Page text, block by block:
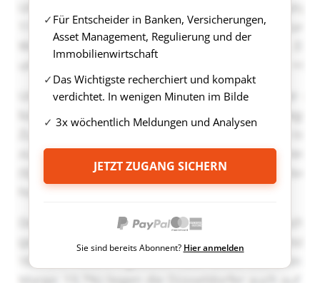
Für Entscheider in Banken, Versicherungen,
Asset Management, Regulierung und der
Immobilienwirtschaft
Das Wichtigste recherchiert und kompakt
verdichtet. In wenigen Minuten im Bilde
3x wöchentlich Meldungen und Analysen
JETZT ZUGANG SICHERN
Sie sind bereits Abonnent? Hier anmelden